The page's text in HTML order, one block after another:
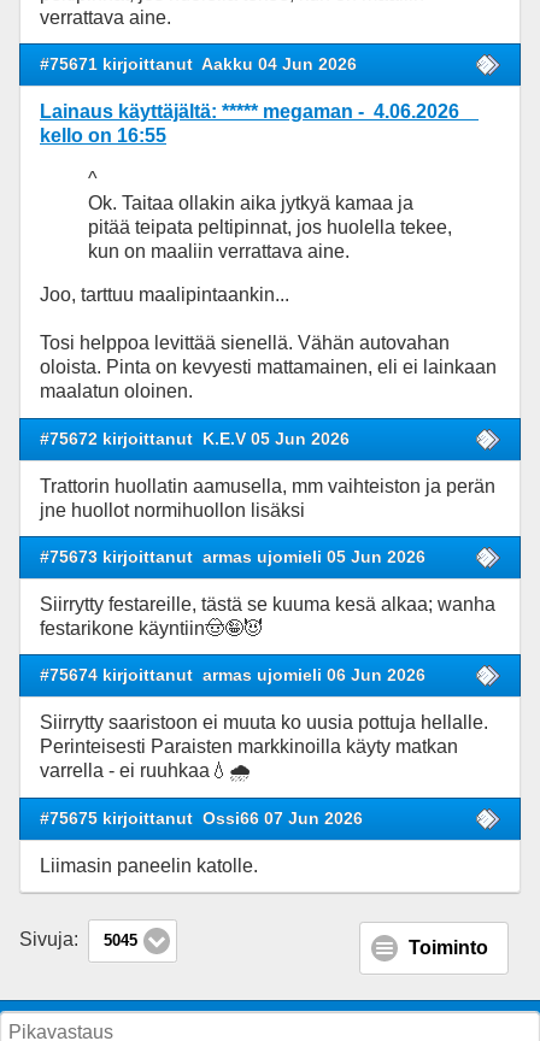
verrattava aine.
#75671 kirjoittanut Aakku 04 Jun 2026
Lainaus käyttäjältä: ***** megaman - 4.06.2026
kello on 16:55
^
Ok. Taitaa ollakin aika jytkyä kamaa ja
pitää teipata peltipinnat, jos huolella tekee,
kun on maaliin verrattava aine.
Joo, tarttuu maalipintaankin...
Tosi helppoa levittää sienellä. Vähän autovahan
oloista. Pinta on kevyesti mattamainen, eli ei lainkaan
maalatun oloinen.
#75672 kirjoittanut K.E.V 05 Jun 2026
Trattorin huollatin aamusella, mm vaihteiston ja perän
jne huollot normihuollon lisäksi
#75673 kirjoittanut armas ujomieli 05 Jun 2026
Siirrytty festareille, tästä se kuuma kesä alkaa; wanha
festarikone käyntiin🤠🤪😈
#75674 kirjoittanut armas ujomieli 06 Jun 2026
Siirrytty saaristoon ei muuta ko uusia pottuja hellalle.
Perinteisesti Paraisten markkinoilla käyty matkan
varrella - ei ruuhkaa💧🌧
#75675 kirjoittanut Ossi66 07 Jun 2026
Liimasin paneelin katolle.
Sivuja: 5045 Toiminto